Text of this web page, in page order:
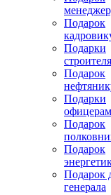
Подарок
Подарки
Подарок
Подарки
офицерам
Подарок
Подарок
Подарок
генерала